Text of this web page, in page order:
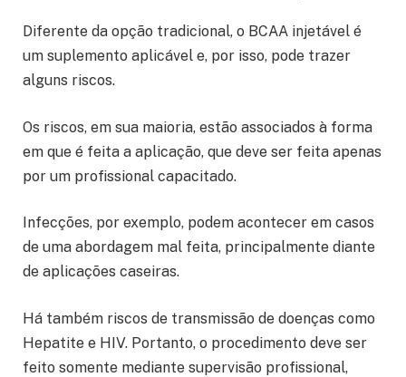
Diferente da opção tradicional, o BCAA injetável é
um suplemento aplicável e, por isso, pode trazer
alguns riscos.
Os riscos, em sua maioria, estão associados à forma
em que é feita a aplicação, que deve ser feita apenas
por um profissional capacitado.
Infecções, por exemplo, podem acontecer em casos
de uma abordagem mal feita, principalmente diante
de aplicações caseiras.
Há também riscos de transmissão de doenças como
Hepatite e HIV. Portanto, o procedimento deve ser
feito somente mediante supervisão profissional,